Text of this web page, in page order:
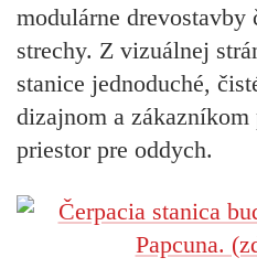
modulárne drevostavby
strechy. Z vizuálnej
stanice jednoduché,
dizajnom a zákazníkom
priestor pre oddych.